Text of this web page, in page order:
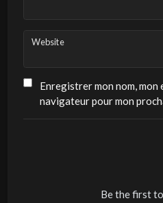
Website
Enregistrer mon nom, mon
navigateur pour mon
Be the first